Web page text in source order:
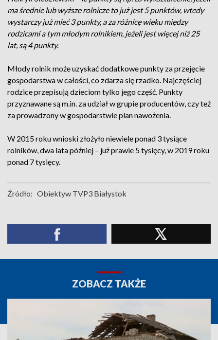
ma średnie lub wyższe rolnicze to już jest 5 punktów, wtedy
wystarczy już mieć 3 punkty, a za różnicę wieku między
rodzicami a tym młodym rolnikiem, jeżeli jest więcej niż 25
lat, są 4 punkty.
Młody rolnik może uzyskać dodatkowe punkty za przejęcie
gospodarstwa w całości, co zdarza się rzadko. Najczęściej
rodzice przepisują dzieciom tylko jego część. Punkty
przyznawane są m.in. za udział w grupie producentów, czy też
za prowadzony w gospodarstwie plan nawożenia.
W 2015 roku wnioski złożyło niewiele ponad 3 tysiące
rolników, dwa lata później – już prawie 5 tysięcy, w 2019 roku
ponad 7 tysięcy.
Źródło: Obiektyw TVP3 Białystok
ZOBACZ TAKŻE